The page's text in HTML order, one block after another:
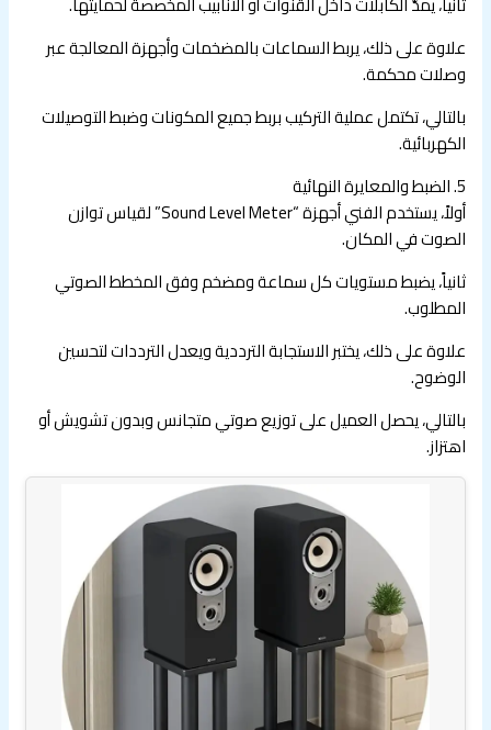
علاوة على ذلك، يربط السماعات بالمضخمات وأجهزة المعالجة عبر
وصلات محكمة.
بالتالي، تكتمل عملية التركيب بربط جميع المكونات وضبط التوصيلات
الكهربائية.
5. الضبط والمعايرة النهائية
أولاً، يستخدم الفني أجهزة “Sound Level Meter” لقياس توازن
الصوت في المكان.
ثانياً، يضبط مستويات كل سماعة ومضخم وفق المخطط الصوتي
المطلوب.
علاوة على ذلك، يختبر الاستجابة الترددية ويعدل الترددات لتحسين
الوضوح.
بالتالي، يحصل العميل على توزيع صوتي متجانس وبدون تشويش أو
اهتزاز.